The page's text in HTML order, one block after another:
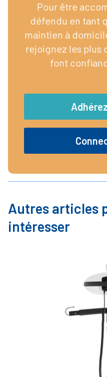
Pour être
défendu en tant
maintien à
rejoignez les plus
font
Autres articles
intéresser